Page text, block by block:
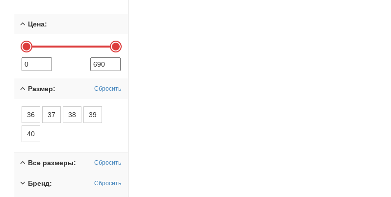
Цена:
Размер: Сбросить
36 37 38 39
40
Все размеры: Сбросить
Бренд: Сбросить